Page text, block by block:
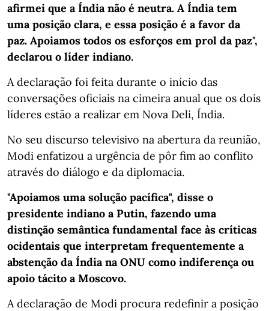
afirmei que a Índia não é neutra. A Índia tem
uma posição clara, e essa posição é a favor da
paz. Apoiamos todos os esforços em prol da paz",
declarou o líder indiano.
A declaração foi feita durante o início das
conversações oficiais na cimeira anual que os dois
líderes estão a realizar em Nova Deli, Índia.
No seu discurso televisivo na abertura da reunião,
Modi enfatizou a urgência de pôr fim ao conflito
através do diálogo e da diplomacia.
"Apoiamos uma solução pacífica", disse o
presidente indiano a Putin, fazendo uma
distinção semântica fundamental face às críticas
ocidentais que interpretam frequentemente a
abstenção da Índia na ONU como indiferença ou
apoio tácito a Moscovo.
A declaração de Modi procura redefinir a posição